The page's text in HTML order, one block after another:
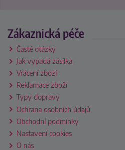
Zákaznická péče
Časté otázky
Jak vypadá zásilka
Vrácení zboží
Reklamace zboží
Typy dopravy
Ochrana osobních údajů
Obchodní podmínky
Nastavení cookies
O nás